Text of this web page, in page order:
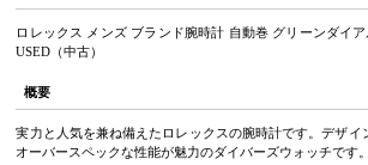
ロレックス メンズ ブランド腕時計 自動巻 グリーンダイ
USED（中古）
概要
実力と人気を兼ね備えたロレックスの腕時計です。デザイ
オーバースペックな性能が魅力のダイバーズウォッチです